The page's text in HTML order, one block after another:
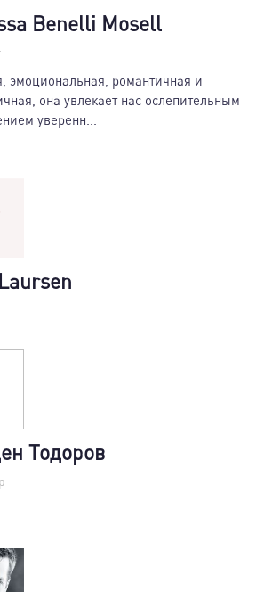
Benelli Mosell
эмоциональная, романтичная и
она увлекает нас ослепительным
уверенн...
Тодоров